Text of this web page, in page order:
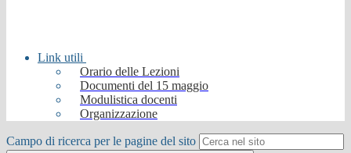
Link utili
Orario delle Lezioni
Documenti del 15 maggio
Modulistica docenti
Organizzazione
Campo di ricerca per le pagine del sito